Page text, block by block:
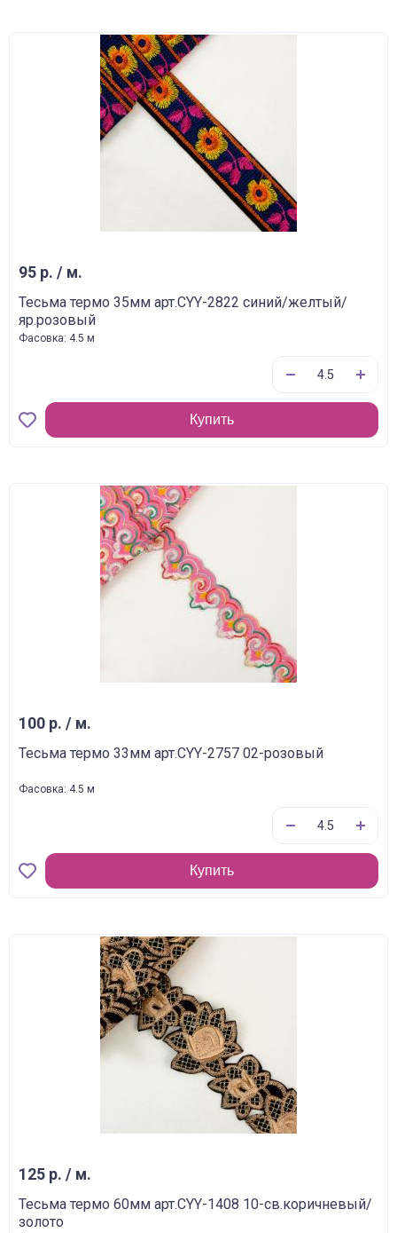
95 р. / м.
Тесьма термо 35мм арт.CYY-2822 синий/желтый/
яр.розовый
Фасовка: 4.5 м
Купить
100 р. / м.
Тесьма термо 33мм арт.CYY-2757 02-розовый
Фасовка: 4.5 м
Купить
125 р. / м.
Тесьма термо 60мм арт.CYY-1408 10-св.коричневый/
золото